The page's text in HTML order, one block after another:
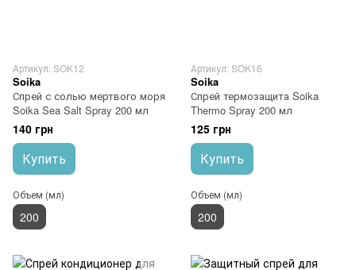
Артикул: SOK12
Soika
Спрей с солью мертвого моря
Soika Sea Salt Spray 200 мл
140 грн
Купить
Объем (мл)
200
Артикул: SOK16
Soika
Спрей термозащита Soika
Thermo Spray 200 мл
125 грн
Купить
Объем (мл)
200